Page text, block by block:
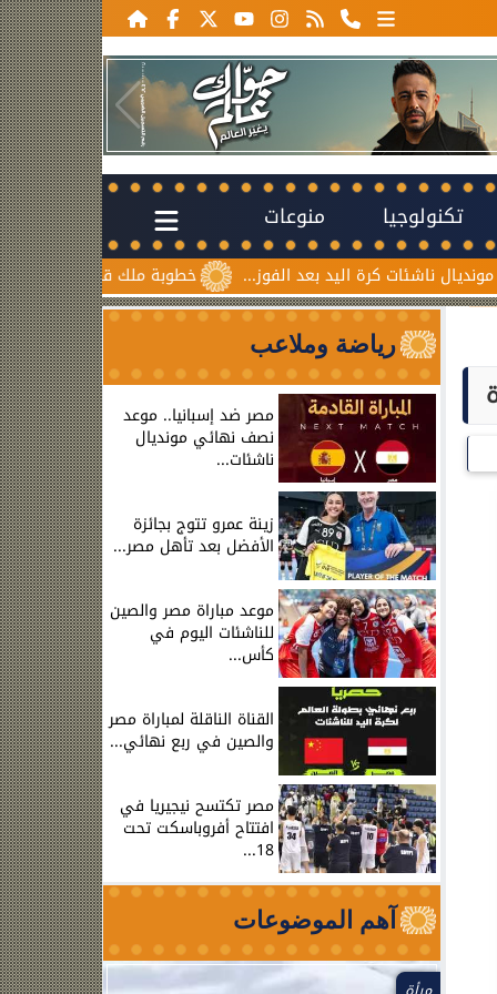
تكنولوجيا منوعات
خطوبة ملك قورة ويوسف عثمان.. كرة اليد بعد الفوز...
رياضة وملاعب
مصر ضد إسبانيا.. موعد
نصف نهائي مونديال
ناشئات...
زينة عمرو تتوج بجائزة
الأفضل بعد تأهل مصر...
موعد مباراة مصر والصين
للناشئات اليوم في
كأس...
القناة الناقلة لمباراة مصر
والصين في ربع نهائي...
مصر تكتسح نيجيريا في
افتتاح أفروباسكت تحت
18...
آهم الموضوعات